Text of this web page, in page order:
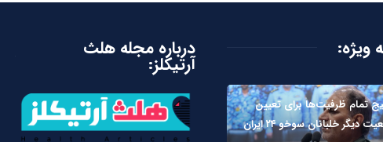
ویژه:
تمام ظرفیت‌ها برای تعیین
دیگر خلبانان سوخو ۲۴ ایران
درباره مجله هلث
آرتیکلز: